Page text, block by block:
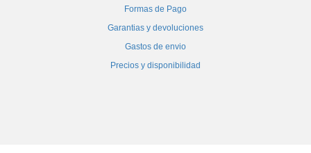
Formas de Pago
Garantias y devoluciones
Gastos de envio
Precios y disponibilidad